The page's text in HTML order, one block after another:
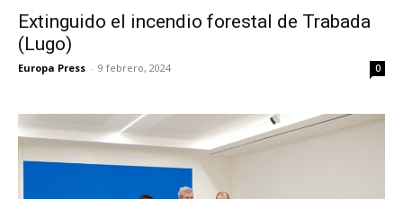
Extinguido el incendio forestal de Trabada
(Lugo)
Europa Press - 9 febrero, 2024 0